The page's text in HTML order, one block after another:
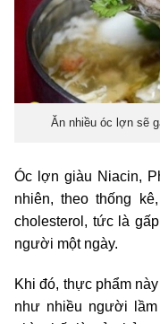
Ăn nhiều óc lợn sẽ
Óc lợn giàu Niacin,
nhiên, theo thống
cholesterol, tức là
người một ngày.
Khi đó, thực phẩm
như nhiều người